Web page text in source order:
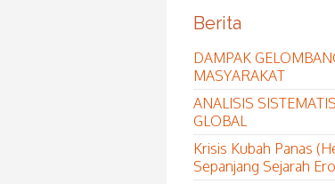
Berita
DAMPAK
MASYARAKAT
ANALISIS
GLOBAL
Krisis Kubah Panas
Sepanjang Sejarah